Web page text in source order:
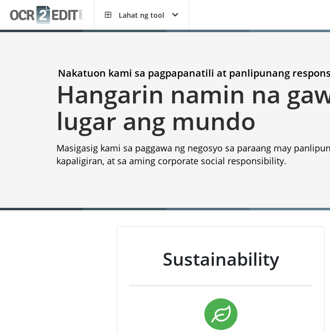
Lahat ng tool
Nakatuon kami sa pagpapanatili at panlipunang
Hangarin namin na
lugar ang mundo
Masigasig kami sa paggawa ng negosyo sa paraang may
kapaligiran, at sa aming corporate social responsibility.
Sustainability